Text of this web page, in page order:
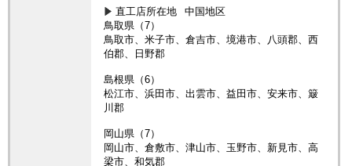
直工店所在地
中国地区
鳥取県（7）
鳥取市、米子市、倉吉市、境港市、八頭郡、西
伯郡、日野郡
島根県（6）
松江市、浜田市、出雲市、益田市、安来市、簸
川郡
岡山県（7）
岡山市、倉敷市、津山市、玉野市、新見市、高
梁市、和気郡